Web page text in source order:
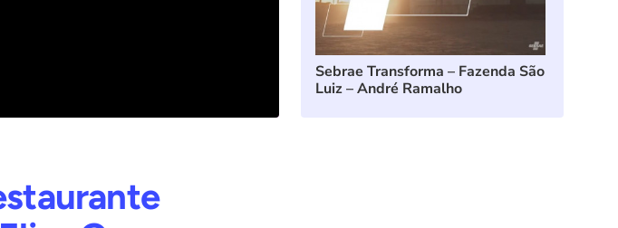
Sebrae Transforma – Fazenda São
Luiz – André Ramalho